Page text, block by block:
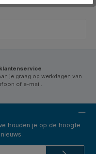
je graag op werkdagen van
of e-mail.
houden je op de hoogte